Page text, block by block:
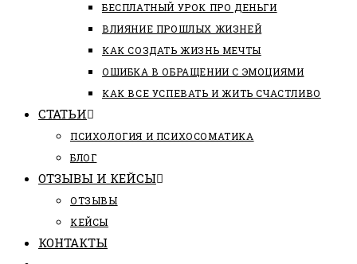
БЕСПЛАТНЫЙ УРОК ПРО ДЕНЬГИ
ВЛИЯНИЕ ПРОШЛЫХ ЖИЗНЕЙ
КАК СОЗДАТЬ ЖИЗНЬ МЕЧТЫ
ОШИБКА В ОБРАЩЕНИИ С ЭМОЦИЯМИ
КАК ВСЕ УСПЕВАТЬ И ЖИТЬ СЧАСТЛИВО
СТАТЬИ
ПCИХОЛОГИЯ И ПСИХОСОМАТИКА
БЛОГ
ОТЗЫВЫ И КЕЙСЫ
ОТЗЫВЫ
КЕЙСЫ
КОНТАКТЫ